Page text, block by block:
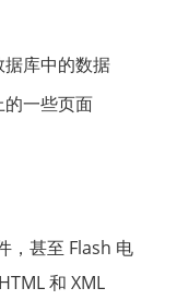
库中的数据
的一些页面
，甚至 Flash 电
和 XML